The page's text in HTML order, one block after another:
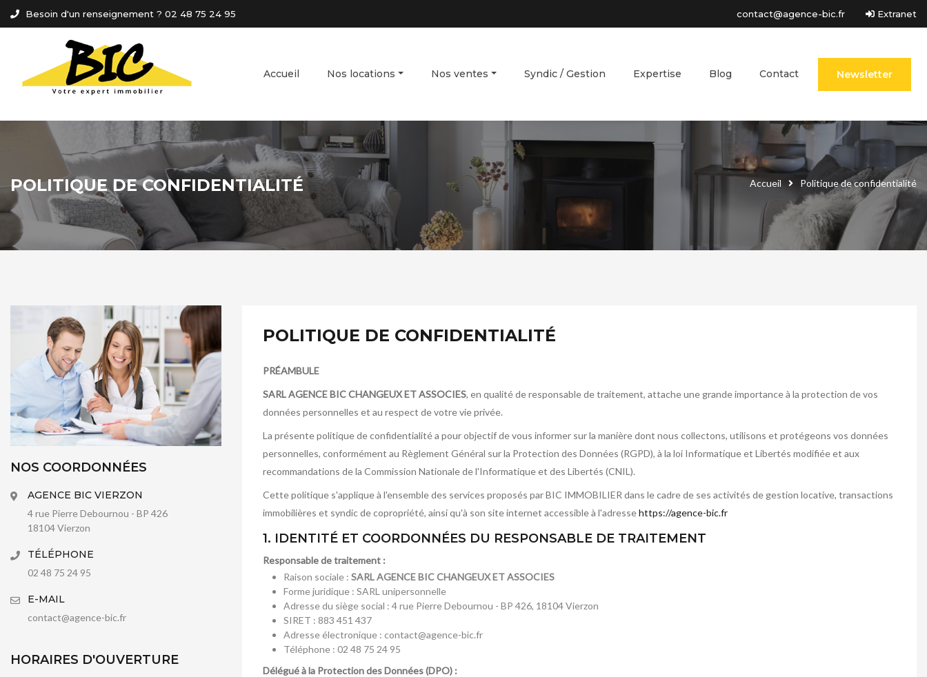
Panneau de gestion des cookies
Besoin d'un renseignement ? 02 48 75 24 95 contact@agence-bic.fr Extranet
Accueil Nos locations Nos ventes Syndic / Gestion Expertise Blog Contact Newsletter
POLITIQUE DE CONFIDENTIALITÉ Accueil Politique de confidentialité
NOS COORDONNÉES
AGENCE BIC VIERZON
4 rue Pierre Debournou - BP 426
18104 Vierzon
TÉLÉPHONE
02 48 75 24 95
E-MAIL
contact@agence-bic.fr
HORAIRES D'OUVERTURE
POLITIQUE DE CONFIDENTIALITÉ
PRÉAMBULE
SARL AGENCE BIC CHANGEUX ET ASSOCIES, en qualité de responsable de traitement, attache une grande importance à la protection de vos
données personnelles et au respect de votre vie privée.
La présente politique de confidentialité a pour objectif de vous informer sur la manière dont nous collectons, utilisons et protégeons vos données
personnelles, conformément au Règlement Général sur la Protection des Données (RGPD), à la loi Informatique et Libertés modifiée et aux
recommandations de la Commission Nationale de l'Informatique et des Libertés (CNIL).
Cette politique s'applique à l'ensemble des services proposés par BIC IMMOBILIER dans le cadre de ses activités de gestion locative, transactions
immobilières et syndic de copropriété, ainsi qu'à son site internet accessible à l'adressehttps://agence-bic.fr
1. IDENTITÉ ET COORDONNÉES DU RESPONSABLE DE TRAITEMENT
Responsable de traitement :
Raison sociale : SARL AGENCE BIC CHANGEUX ET ASSOCIES
Forme juridique : SARL unipersonnelle
Adresse du siège social : 4 rue Pierre Debournou - BP 426, 18104 Vierzon
SIRET : 883 451 437
Adresse électronique : contact@agence-bic.fr
Téléphone : 02 48 75 24 95
Délégué à la Protection des Données (DPO) :